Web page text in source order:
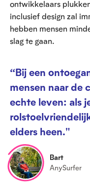
ontwikkelaars
inclusief design zal
hebben mensen
slag te gaan.
“Bij een
mensen naar de
echte leven: als
elders heen."
Bart
AnySurfer